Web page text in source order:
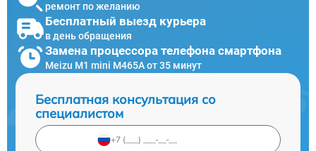
ремонт по желанию
Бесплатный выезд курьера
в день обращения
Замена процессора телефона смартфона
Meizu M1 mini M465A от 35 минут
Бесплатная консультация со
специалистом